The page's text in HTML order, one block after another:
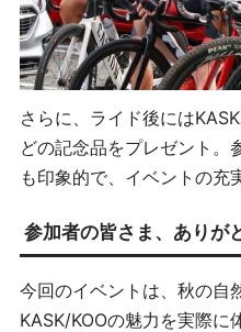
さらに、ライド後には
どの記念品をプレゼント。
も印象的で、イベントの充
参加者の皆さま、ありが
今回のイベントは、秋の自
KASK/KOOの魅力を実際に